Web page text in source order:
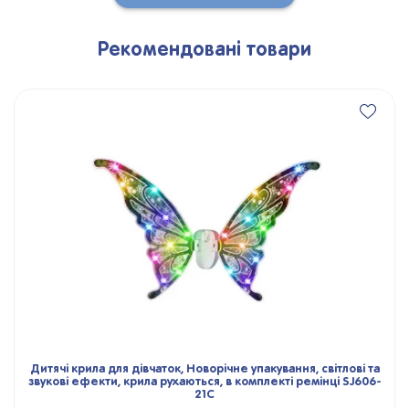
Рекомендовані товари
Дитячі крила для дівчаток, Новорічне упакування, світлові та
звукові ефекти, крила рухаються, в комплекті ремінці SJ606-
21С